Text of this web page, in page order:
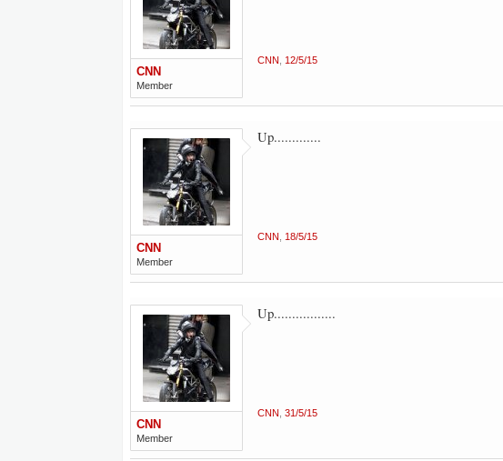
CNN
Member
CNN 12/5/15
CNN
Member
Up.............
CNN 18/5/15
CNN
Member
Up.................
CNN 31/5/15